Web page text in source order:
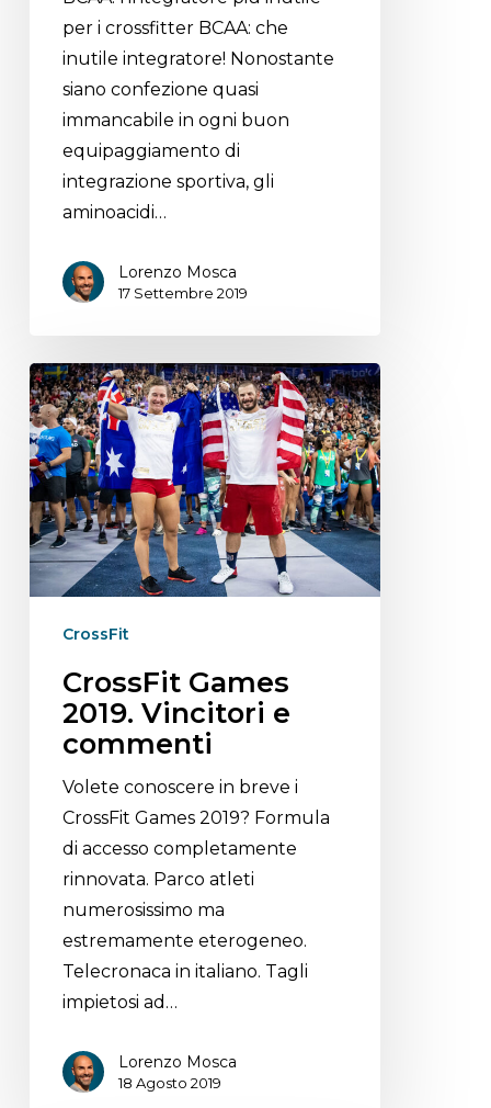
per i crossfitter BCAA: che
inutile integratore! Nonostante
siano confezione quasi
immancabile in ogni buon
equipaggiamento di
integrazione sportiva, gli
aminoacidi…
Lorenzo Mosca
17 Settembre 2019
CrossFit
CrossFit Games
2019. Vincitori e
commenti
Volete conoscere in breve i
CrossFit Games 2019? Formula
di accesso completamente
rinnovata. Parco atleti
numerosissimo ma
estremamente eterogeneo.
Telecronaca in italiano. Tagli
impietosi ad…
Lorenzo Mosca
18 Agosto 2019